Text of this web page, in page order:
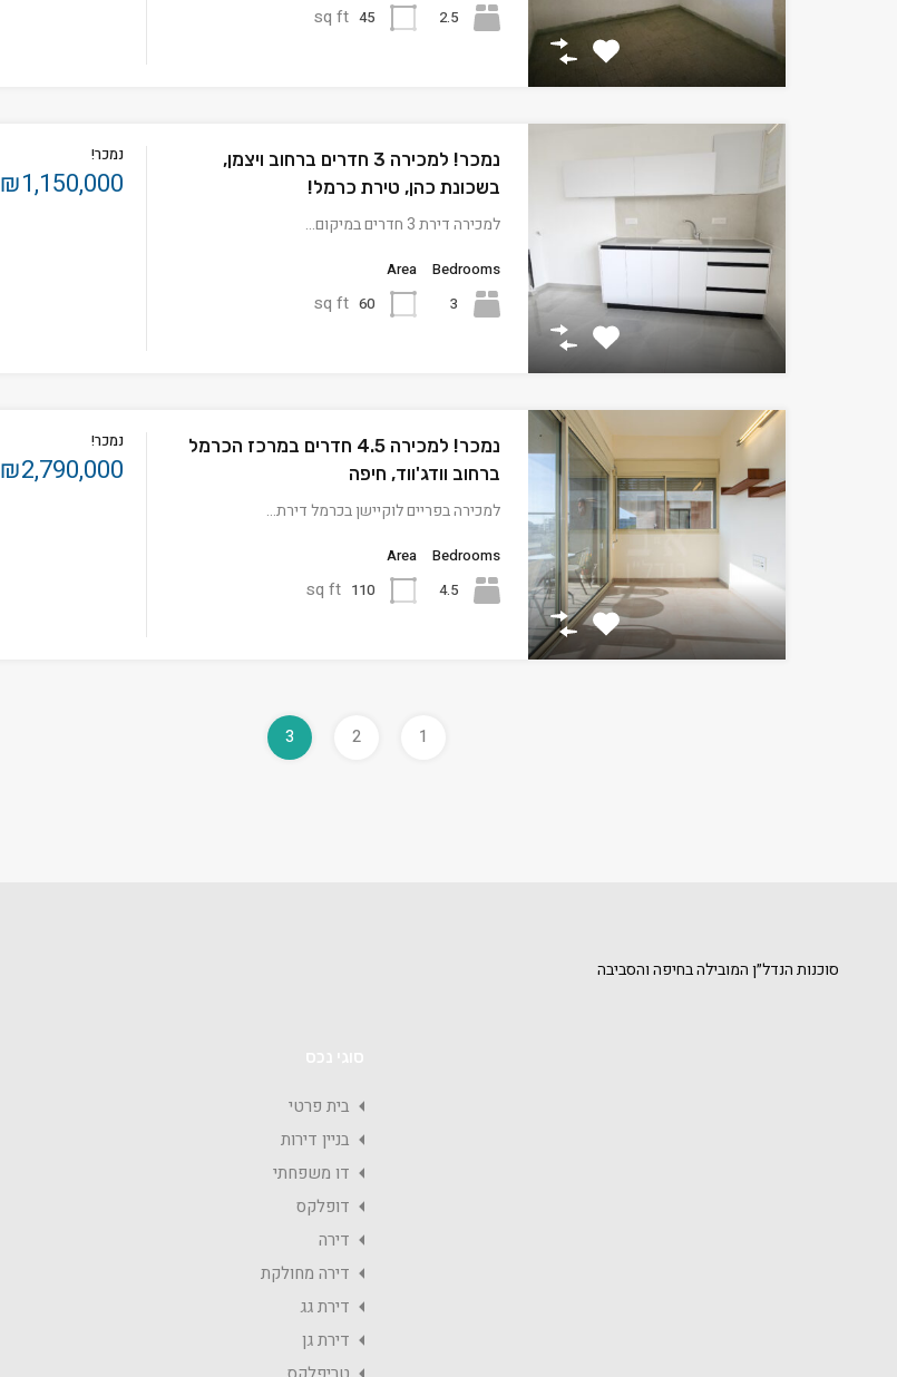
2.5
45
sq ft
נמכר! למכירה 3 חדרים ברחוב ויצמן,
בשכונת כהן, טירת כרמל!
למכירה דירת 3 חדרים במיקום…
Bedrooms
3
Area
60
sq ft
נמכר!
₪1,150,000
נמכר! למכירה 4.5 חדרים במרכז הכרמל
ברחוב וודג'ווד, חיפה
למכירה בפריים לוקיישן בכרמל דירת…
Bedrooms
4.5
Area
110
sq ft
נמכר!
₪2,790,000
1
2
3
סוכנות הנדל״ן המובילה בחיפה והסביבה
בית פרטי
בניין דירות
דו משפחתי
דופלקס
דירה
דירה מחולקת
דירת גג
דירת גן